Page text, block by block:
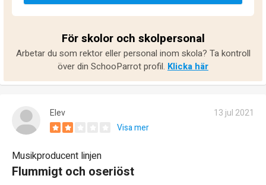
För skolor och skolpersonal
Arbetar du som rektor eller personal inom skola? Ta kontroll
över din SchooParrot profil. Klicka här
Elev
13 jul 2021
Visa mer
Musikproducent linjen
Flummigt och oseriöst